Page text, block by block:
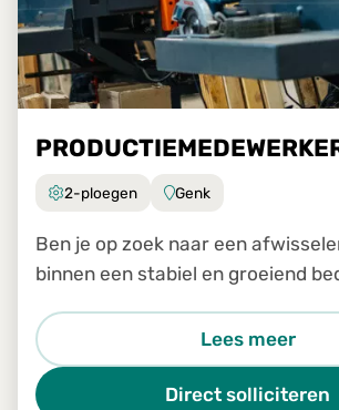
2-ploegen Genk
Ben je op zoek naar een
binnen een stabiel en groeiend
voor jou.
Lees meer
Direct solliciteren